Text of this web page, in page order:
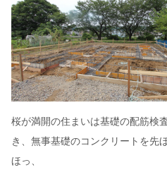
桜が満開の住まいは基礎の配筋検
き、無事基礎のコンクリートを先
ほっ、